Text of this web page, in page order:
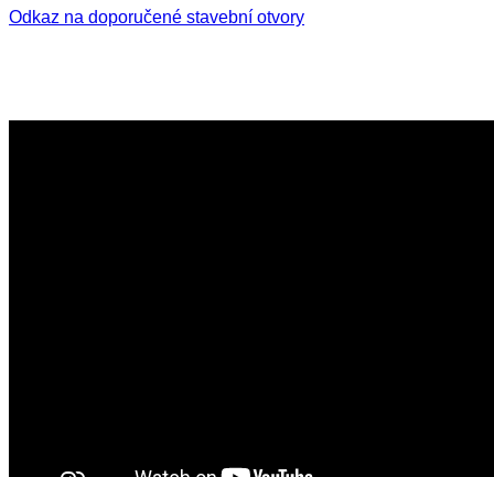
Odkaz na doporučené stavební otvory